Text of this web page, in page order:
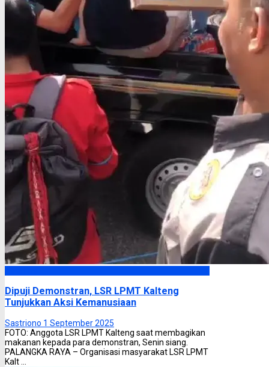
Dipuji Demonstran, LSR LPMT Kalteng
Tunjukkan Aksi Kemanusiaan
Sastriono 1 September 2025
FOTO: Anggota LSR LPMT Kalteng saat membagikan
makanan kepada para demonstran, Senin siang.
PALANGKA RAYA – Organisasi masyarakat LSR LPMT
Kalt ...